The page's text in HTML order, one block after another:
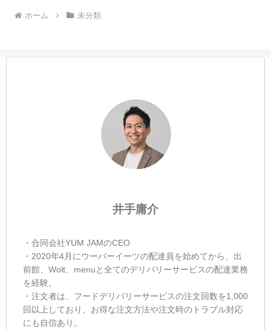
ホーム 未分類
井手庸介
・合同会社YUM JAMのCEO
・2020年4月にウーバーイーツの配達員を始めてから、出
前館、Wolt、menuと全てのデリバリーサービスの配達業務
を経験。
・注文者は、フードデリバリーサービスの注文回数を1,000
回以上しており、お得な注文方法や注文時のトラブル対応
にも自信あり。